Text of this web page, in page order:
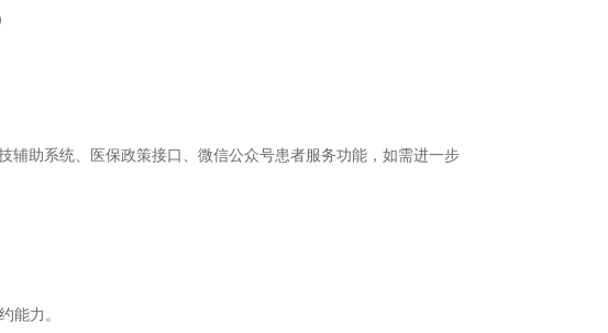
辅助系统、医保政策接口、微信公众号患者服务功能， 如需进一步
能力。